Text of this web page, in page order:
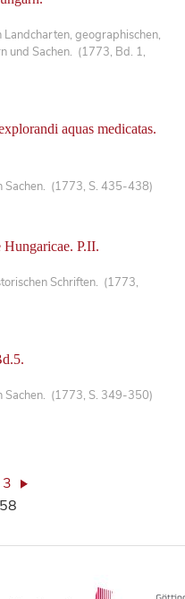
geographischen,
und Sachen. (1773, Bd. 1,
aquas medicatas.
Sachen. (1773, S. 435-438)
Hungaricae. P.II.
Schriften. (1773,
Sachen. (1773, S. 349-350)
3